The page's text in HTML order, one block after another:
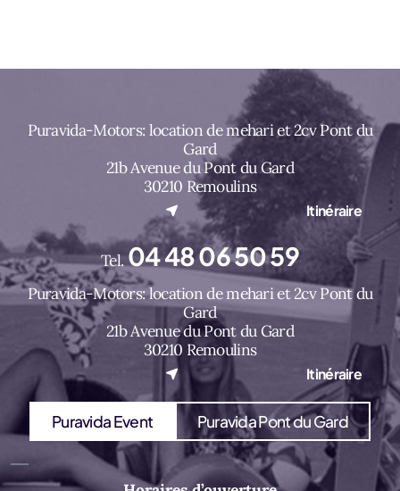
Puravida-Motors: location de mehari et 2cv Pont du
Gard
21b Avenue du Pont du Gard
30210 Remoulins
Itinéraire
Tel.04 48 06 50 59
Puravida-Motors: location de mehari et 2cv Pont du
Gard
21b Avenue du Pont du Gard
30210 Remoulins
Itinéraire
(nouvel onglet)
Puravida Event Puravida Pont du Gard